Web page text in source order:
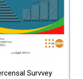
Survvey